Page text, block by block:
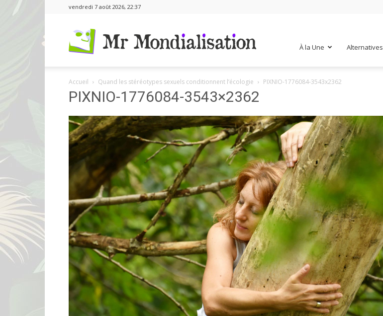
vendredi 7 août 2026, 22:37
À la Une Alternatives
Accueil Quand les stéréotypes sexuels conditionnent l’écologie PIXNIO-1776084-3543x2362
PIXNIO-1776084-3543×2362